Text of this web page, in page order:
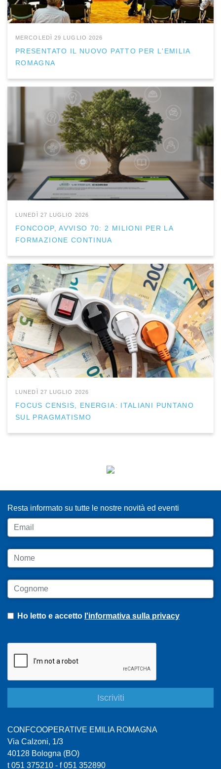
MERCOLEDÌ 29 LUGLIO 2026
PRESENTATO IL NUOVO PATTO PER L'EMILIA
ROMAGNA
LUNEDÌ 27 LUGLIO 2026
FONCOOP, AVVISO 70: 2 MILIONI PER LA
FORMAZIONE CONTINUA
LUNEDÌ 27 LUGLIO 2026
FOCUS CENSIS, ENERGIA: ITALIANI PUNTANO
SUL PRAGMATISMO
Resta informato su tutte le nostre novità ed eventi
Email
Nome
Cognome
Ho letto e accetto l'informativa sulla privacy
CONFCOOPERATIVE EMILIA ROMAGNA
Via Calzoni, 1/3
40128 Bologna (BO)
t 051 375210 - f 051 352890